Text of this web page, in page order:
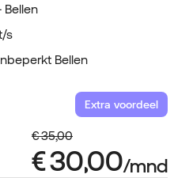
s
Bellen
Extra voordeel